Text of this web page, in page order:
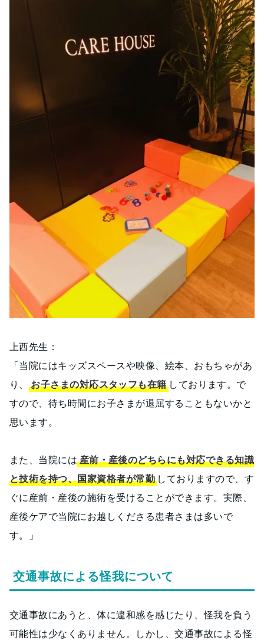
上西先生：
「当院にはキッズスペースや映像、絵本、おもちゃがあ
り、
お子さまの対応スタッフも在籍 しております。で
すので、待ち時間にお子さまが退屈することもないかと
思います。
また、当院には産前・産後のどちらにも対応できる知識
と技術を持つ、国家資格者が常勤 しておりますので、す
ぐに産前・産後の施術を受けることができます。実際、
産後ケアで当院にお越しくださる患者さまは多いで
す。」
交通事故による怪我について
交通事故にあうと、体に違和感を感じたり、怪我を負う
可能性は少なくありません。しかし、交通事故による怪